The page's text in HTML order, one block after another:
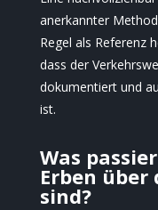
anerkannter
Regel als Referenz
dass der
dokumentiert und
ist.
Was
Erben
sind?